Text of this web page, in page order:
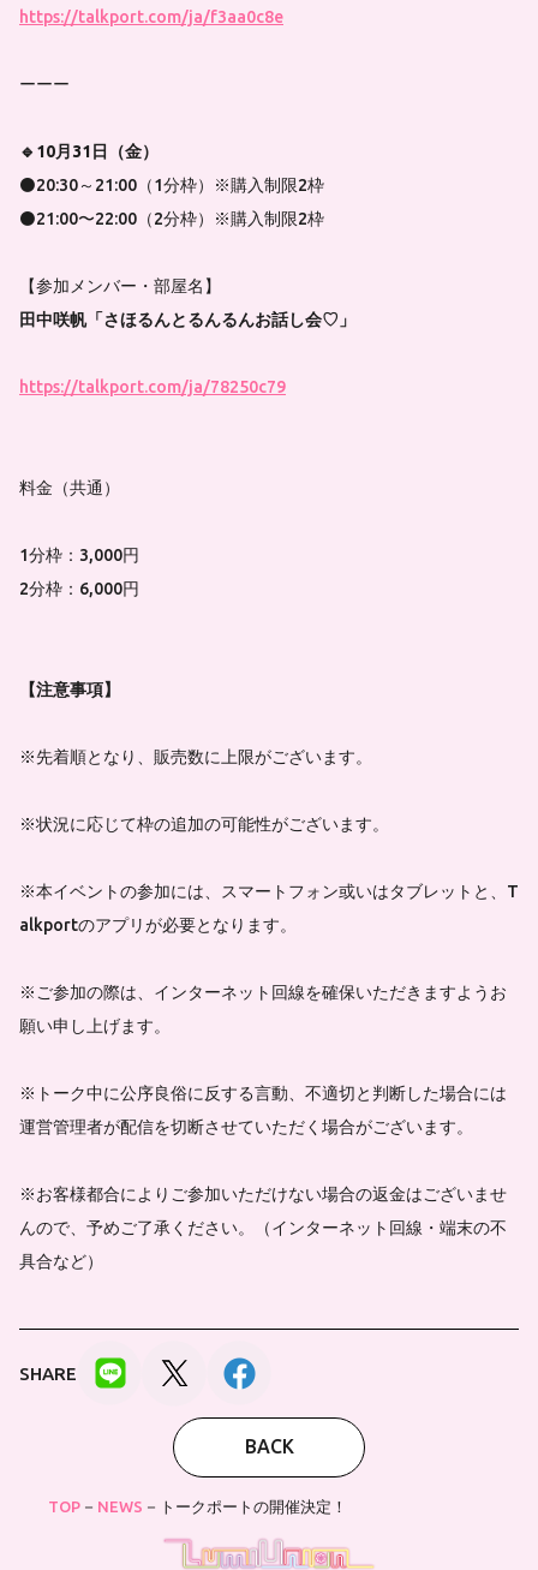
https://talkport.com/ja/f3aa0c8e
ーーー
🔹10月31日（金）
⚫20:30～21:00（1分枠）※購入制限2枠
⚫21:00〜22:00（2分枠）※購入制限2枠
【参加メンバー・部屋名】
田中咲帆「さほるんとるんるんお話し会♡」
https://talkport.com/ja/78250c79
料金（共通）
1分枠：3,000円
2分枠：6,000円
【注意事項】
※先着順となり、販売数に上限がございます。
※状況に応じて枠の追加の可能性がございます。
※本イベントの参加には、スマートフォン或いはタブレットと、T
alkportのアプリが必要となります。
※ご参加の際は、インターネット回線を確保いただきますようお
願い申し上げます。
※トーク中に公序良俗に反する言動、不適切と判断した場合には
運営管理者が配信を切断させていただく場合がございます。
※お客様都合によりご参加いただけない場合の返金はございませ
んので、予めご了承ください。（インターネット回線・端末の不
具合など）
SHARE
BACK
TOP NEWS トークポートの開催決定！